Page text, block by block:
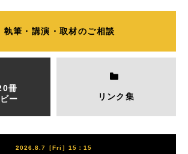
執筆・講演・取材のご相談
冊
ー
リンク集
2026.8.7［Fri］15：15